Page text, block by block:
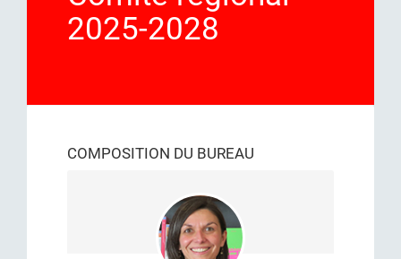
2025-2028
COMPOSITION DU BUREAU